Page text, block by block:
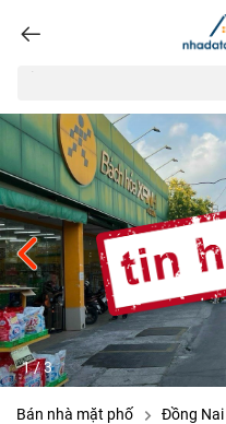
1/3
Bán nhà mặt phố Đồng Nai